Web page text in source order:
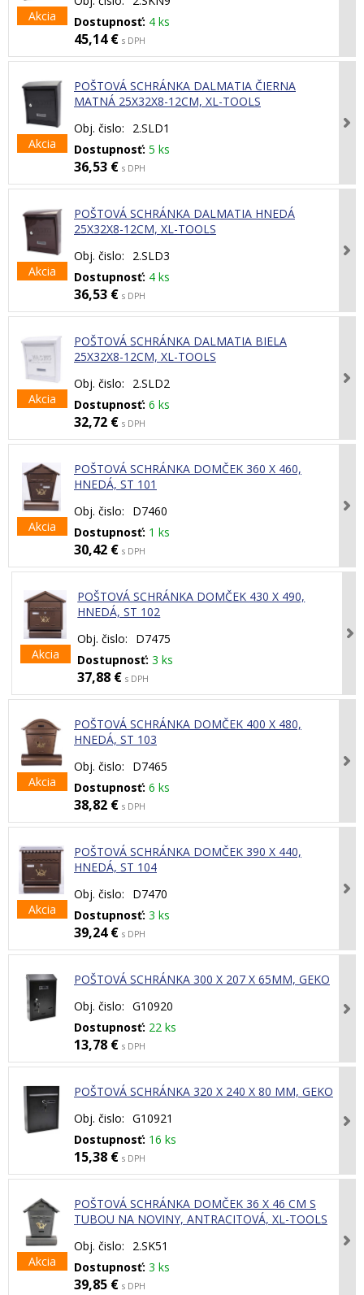
Akcia
Dostupnosť: 4 ks
45,14 € s DPH
Akcia
POŠTOVÁ SCHRÁNKA DALMATIA ČIERNA
MATNÁ 25X32X8-12CM, XL-TOOLS
Obj. čislo:
2.SLD1
Dostupnosť: 5 ks
36,53 € s DPH
Akcia
POŠTOVÁ SCHRÁNKA DALMATIA HNEDÁ
25X32X8-12CM, XL-TOOLS
Obj. čislo:
2.SLD3
Dostupnosť: 4 ks
36,53 € s DPH
Akcia
POŠTOVÁ SCHRÁNKA DALMATIA BIELA
25X32X8-12CM, XL-TOOLS
Obj. čislo:
2.SLD2
Dostupnosť: 6 ks
32,72 € s DPH
Akcia
POŠTOVÁ SCHRÁNKA DOMČEK 360 X 460,
HNEDÁ, ST 101
Obj. čislo:
D7460
Dostupnosť: 1 ks
30,42 € s DPH
Akcia
POŠTOVÁ SCHRÁNKA DOMČEK 430 X 490,
HNEDÁ, ST 102
Obj. čislo:
D7475
Dostupnosť: 3 ks
37,88 € s DPH
Akcia
POŠTOVÁ SCHRÁNKA DOMČEK 400 X 480,
HNEDÁ, ST 103
Obj. čislo:
D7465
Dostupnosť: 6 ks
38,82 € s DPH
Akcia
POŠTOVÁ SCHRÁNKA DOMČEK 390 X 440,
HNEDÁ, ST 104
Obj. čislo:
D7470
Dostupnosť: 3 ks
39,24 € s DPH
POŠTOVÁ SCHRÁNKA 300 X 207 X 65MM, GEKO
Obj. čislo: G10920
Dostupnosť: 22 ks
13,78 € s DPH
POŠTOVÁ SCHRÁNKA 320 X 240 X 80 MM, GEKO
Obj. čislo: G10921
Dostupnosť: 16 ks
15,38 € s DPH
Akcia
POŠTOVÁ SCHRÁNKA DOMČEK 36 X 46 CM S
TUBOU NA NOVINY, ANTRACITOVÁ, XL-TOOLS
Obj. čislo:
2.SK51
Dostupnosť: 3 ks
39,85 € s DPH